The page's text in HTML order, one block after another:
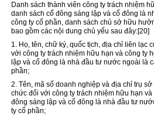
Danh sách thành viên công ty trách nhiệm
danh sách cổ đông sáng lập và cổ đông là
công ty cổ phần, danh sách chủ sở hữu
bao gồm các nội dung chủ yếu sau đây:[20]
1. Họ, tên, chữ ký, quốc tịch, địa chỉ liên lạc
với công ty trách nhiệm hữu hạn và công ty
lập và cổ đông là nhà đầu tư nước ngoài là
phần;
2. Tên, mã số doanh nghiệp và địa chỉ trụ
chức đối với công ty trách nhiệm hữu hạn
đông sáng lập và cổ đông là nhà đầu tư
ty cổ phần;